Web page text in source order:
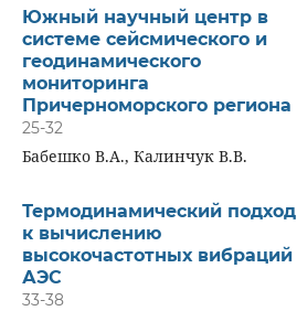
Южный научный центр в
системе сейсмичеcкого и
геодинамического
мониторинга
Причерноморского региона
25-32
Бабешко В.А., Калинчук В.В.
Термодинамический подход
к вычислению
высокочастотных вибраций
АЭС
33-38